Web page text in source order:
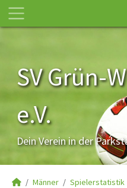
SV Grün-
e.V.
Dein Verein in der
Männer Spielerstatistik